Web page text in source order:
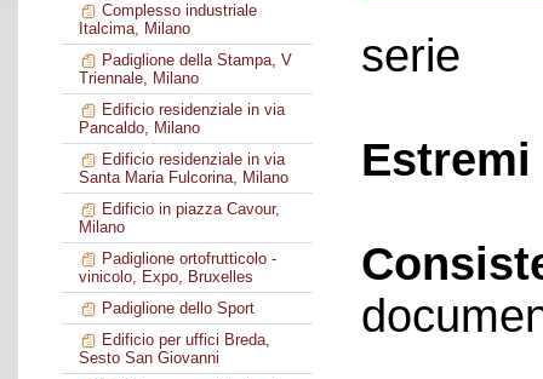
Complesso industriale
Italcima, Milano
Padiglione della Stampa, V
Triennale, Milano
Edificio residenziale in via
Pancaldo, Milano
Edificio residenziale in via
Santa Maria Fulcorina, Milano
Edificio in piazza Cavour,
Milano
Padiglione ortofrutticolo -
vinicolo, Expo, Bruxelles
Padiglione dello Sport
Edificio per uffici Breda,
Sesto San Giovanni
serie